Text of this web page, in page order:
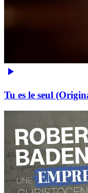
Tu es le seul